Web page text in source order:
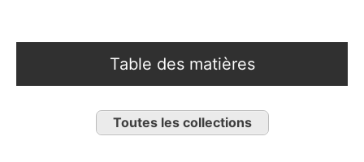
Table des matières
Toutes les collections